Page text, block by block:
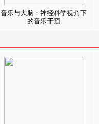
音乐与大脑：神经科学视角下
的音乐干预